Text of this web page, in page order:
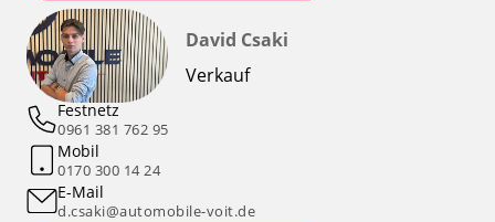
David Csaki
Verkauf
Festnetz
0961 381 762 95
Mobil
0170 300 14 24
E-Mail
d.csaki@automobile-voit.de